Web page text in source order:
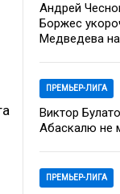
Андрей
Боржес
Медведева на
ПРЕМЬЕР-ЛИГА
Виктор
Абаскалю не
ПРЕМЬЕР-ЛИГА